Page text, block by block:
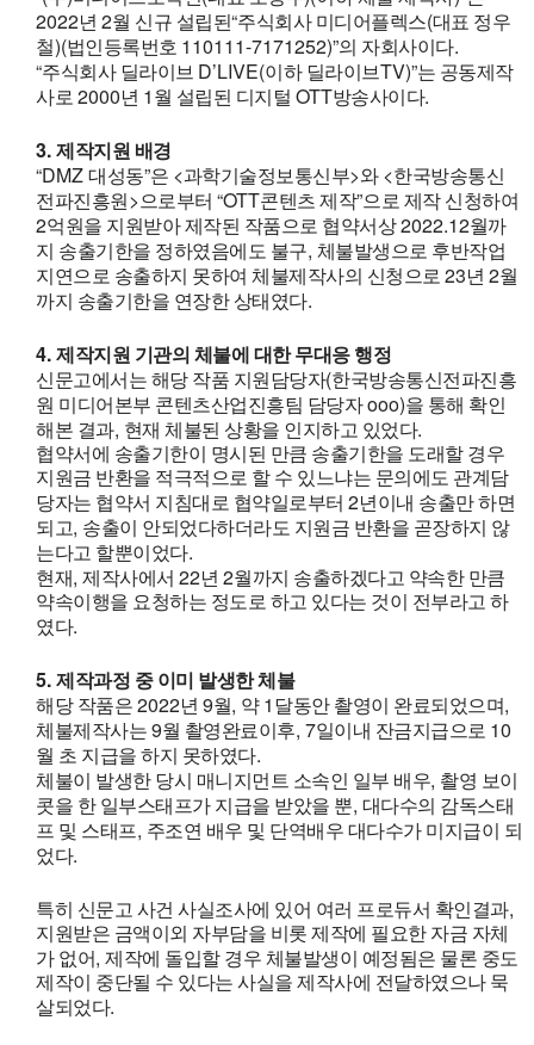
2022년 2월 신규 설립된“주식회사 미디어플렉스(대표 정우
철)(법인등록번호 110111-7171252)”의 자회사이다.
“주식회사 딜라이브 D’LIVE(이하 딜라이브TV)”는 공동제작
사로 2000년 1 월 설립된 디지털 OTT방송사이다.
3. 제작지원 배경
“DMZ 대성동”은 <과학기술정보통신부>와 <한국방송통신
전파진흥원 > 으로부터 “OTT콘텐츠 제작”으로 제작 신청하여
2억원을 지원받아 제작된 작품으로 협약서상2022.12월까
지 송출기한을 정하였음에도 불구, 체불발생으로 후반작업
지연으로 송출하지 못하여 체불제작사의 신청으로 23년 2월
까지 송출기한을 연장한 상태였다.
4. 제작지원 기관의 체불에 대한 무대응 행정
신문고에서는 해당 작품 지원담당자(한국방송통신전파진흥
원 미디어본부 콘텐츠산업진흥팀 담당자ooo)을 통해 확인
해본 결과, 현재 체불된 상황을 인지하고 있었다.
협약서에 송출기한이 명시된 만큼 송출기한을 도래할 경우
지원금 반환을 적극적으로 할 수 있느냐는 문의에도 관계담
당자는 협약서 지침대로 협약일로부터 2년이내 송출만 하면
되고, 송출이 안되었다하더라도 지원금 반환을 곧장하지 않
는다고 할뿐이었다.
현재, 제작사에서 22년 2월까지 송출하겠다고 약속한 만큼
약속이행을 요청하는 정도로 하고 있다는 것이 전부라고 하
였다.
5. 제작과정 중 이미 발생한 체불
해당 작품은 2022년 9월, 약 1 달동안 촬영이 완료되었으며,
체불제작사는 9월 촬영완료이후, 7일이내 잔금지급으로 10
월 초 지급을 하지 못하였다.
체불이 발생한 당시 매니지먼트 소속인 일부 배우, 촬영 보이
콧을 한 일부스태프가 지급을 받았을 뿐, 대다수의 감독스태
프 및 스태프, 주조연 배우 및 단역배우 대다수가 미지급이 되
었다.
특히 신문고 사건 사실조사에 있어 여러 프로듀서 확인결과,
지원받은 금액이외 자부담을 비롯 제작에 필요한 자금 자체
가 없어, 제작에 돌입할 경우 체불발생이 예정됨은 물론 중도
제작이 중단될 수 있다는 사실을 제작사에 전달하였으나 묵
살되었다.